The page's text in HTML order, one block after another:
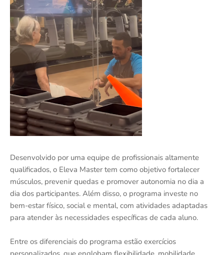
Desenvolvido por uma equipe de profissionais altamente
qualificados, o Eleva Master tem como objetivo fortalecer
músculos, prevenir quedas e promover autonomia no dia a
dia dos participantes. Além disso, o programa investe no
bem-estar físico, social e mental, com atividades adaptadas
para atender às necessidades específicas de cada aluno.
Entre os diferenciais do programa estão exercícios